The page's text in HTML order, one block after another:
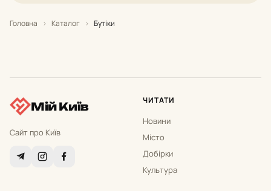
Головна › Каталог › Бутіки
Мій Київ
Сайт про Київ
ЧИТАТИ
Новини
Місто
Добірки
Культура